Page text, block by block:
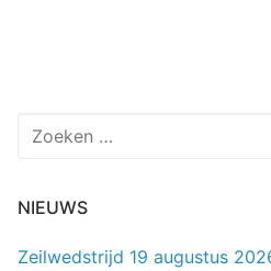
Zoeken
NIEUWS
Zeilwedstrijd 19 augustus